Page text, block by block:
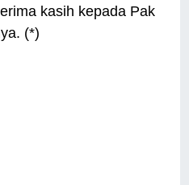
kasih kepada Pak
(*)